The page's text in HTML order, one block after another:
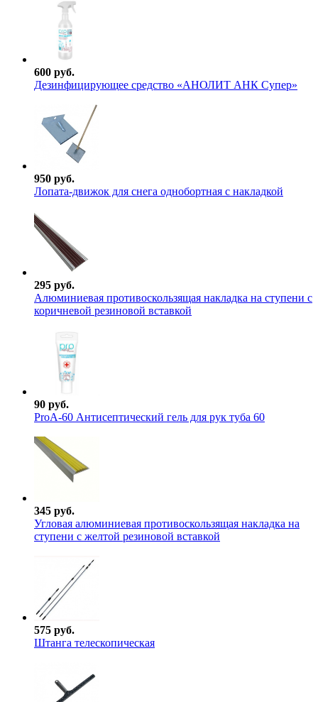
600 руб.
Дезинфицирующее средство «АНОЛИТ АНК Супер»
950 руб.
Лопата-движок для снега однобортная с накладкой
295 руб.
Алюминиевая противоскользящая накладка на ступени с
коричневой резиновой вставкой
90 руб.
ProА-60 Антисептический гель для рук туба 60
345 руб.
Угловая алюминиевая противоскользящая накладка на
ступени с желтой резиновой вставкой
575 руб.
Штанга телескопическая